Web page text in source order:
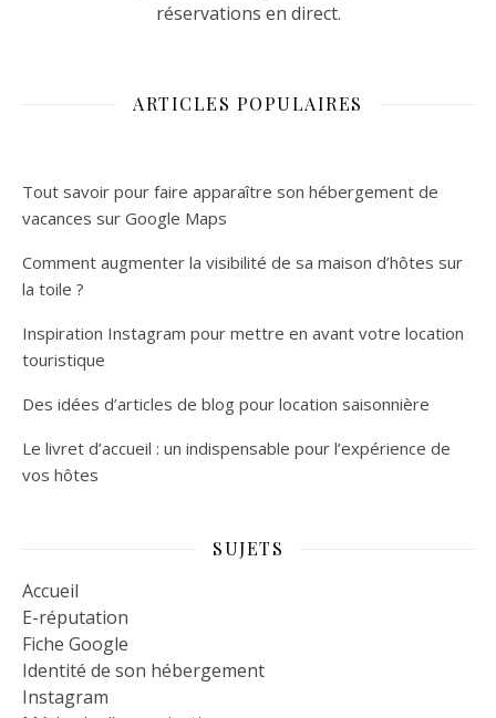
réservations en direct.
ARTICLES POPULAIRES
Tout savoir pour faire apparaître son hébergement de
vacances sur Google Maps
Comment augmenter la visibilité de sa maison d’hôtes sur
la toile ?
Inspiration Instagram pour mettre en avant votre location
touristique
Des idées d’articles de blog pour location saisonnière
Le livret d’accueil : un indispensable pour l’expérience de
vos hôtes
SUJETS
Accueil
E-réputation
Fiche Google
Identité de son hébergement
Instagram